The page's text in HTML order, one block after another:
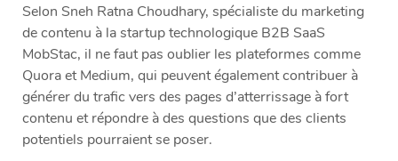
Selon Sneh Ratna Choudhary, spécialiste du marketing
de contenu à la startup technologique B2B SaaS
MobStac, il ne faut pas oublier les plateformes comme
Quora et Medium, qui peuvent également contribuer à
générer du trafic vers des pages d’atterrissage à fort
contenu et répondre à des questions que des clients
potentiels pourraient se poser.